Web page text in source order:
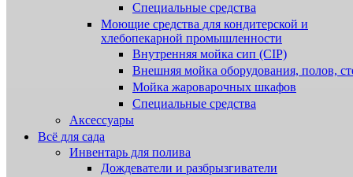
Специальные средства
Моющие средства для кондитерской и
хлебопекарной промышленности
Внутренняя мойка сип (CIP)
Внешняя мойка оборудования, полов,
Мойка жароварочных шкафов
Специальные средства
Аксессуары
Всё для сада
Инвентарь для полива
Дождеватели и разбрызгиватели